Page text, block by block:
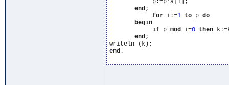
            p:=p*a[i];
end;
for i:=1 to p do
begin
if p mod i=0 then
end;
end.